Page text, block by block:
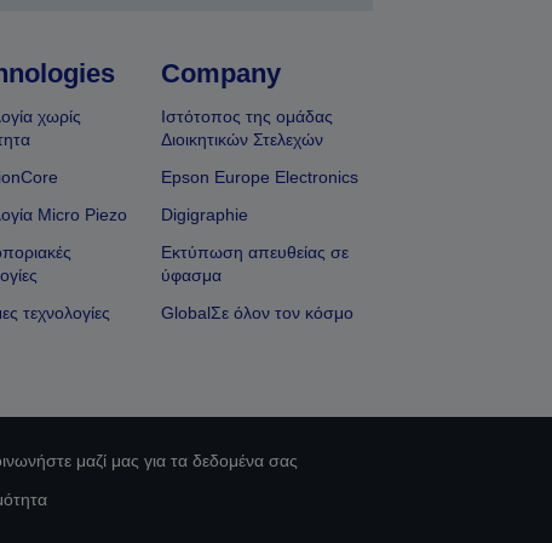
χωρίς
Micro Piezo
τεχνολογίες
Company
Ιστότοπος της ομάδας
Διοικητικών Στελεχών
Epson Europe Electronics
Digigraphie
Εκτύπωση απευθείας σε
ύφασμα
GlobalΣε όλον τον κόσμο
μαζί μας για τα δεδομένα σας